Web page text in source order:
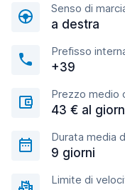
Senso di
a destra
Prefisso
+39
Prezzo medio
43 € al
Durata media
9 giorni
Limite di